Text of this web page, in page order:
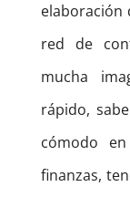
elaboración
red de
mucha
rápido,
cómodo
finanzas,